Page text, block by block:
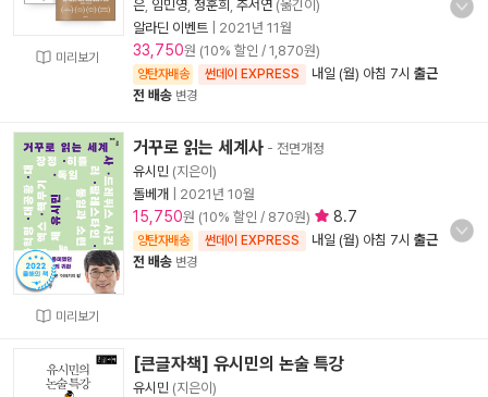
미리보기
은 임민영 정훈희 추서연 (옮긴이)
알라딘 이벤트
2021년 11월
33,750원 (10% 할인 / 1,870원)
양탄자배송 썬데이 EXPRESS 내일 (월) 아침 7시 출근
전 배송 변경
미리보기
거꾸로 읽는 세계사 - 전면개정
유시민 (지은이)
돌베개
2021년 10월
15,750원 (10% 할인 / 870원) 8.7
양탄자배송 썬데이 EXPRESS 내일 (월) 아침 7시 출근
전 배송 변경
[큰글자책] 유시민의 논술 특강
유시민 (지은이)